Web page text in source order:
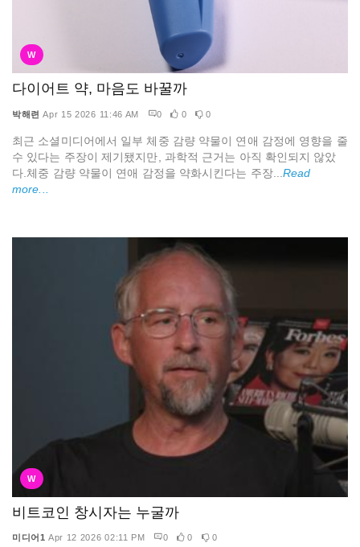
W
다이어트 약, 마음도 바꿀까
박해련 Apr 15 2026 11:46 AM 0 0 0
최근 소셜미디어에서 일부 체중 감량 약물이 연애 감정에 영향을 줄
수 있다는 주장이 제기됐지만, 과학적 근거는 아직 확인되지 않았
다.체중 감량 약물이 연애 감정을 약화시킨다는 주장...Read
more...
W
비트코인 창시자는 누굴까
미디어1 Apr 12 2026 02:11 PM 0 0 0